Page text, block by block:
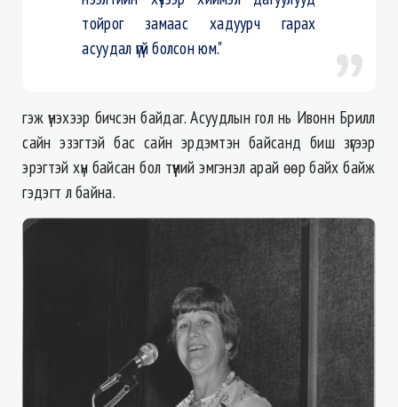
тойрог замаас хадуурч гарах
асуудал үгүй болсон юм."
гэж үнэхээр бичсэн байдаг. Асуудлын гол нь Ивонн Брилл
сайн эзэгтэй бас сайн эрдэмтэн байсанд биш зүгээр
эрэгтэй хүн байсан бол түүний эмгэнэл арай өөр байх байж
гэдэгт л байна.